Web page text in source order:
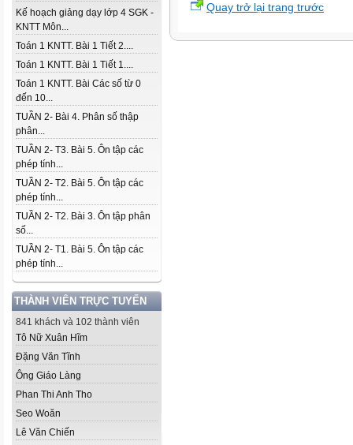
Kế hoạch giảng dạy lớp 4 SGK -
KNTT Môn...
Toán 1 KNTT. Bài 1 Tiết 2....
Toán 1 KNTT. Bài 1 Tiết 1....
Toán 1 KNTT. Bài Các số từ 0
đến 10...
TUẦN 2- Bài 4. Phân số thập
phân...
TUẦN 2- T3. Bài 5. Ôn tập các
phép tính...
TUẦN 2- T2. Bài 5. Ôn tập các
phép tính...
TUẦN 2- T2. Bài 3. Ôn tập phân
số...
TUẦN 2- T1. Bài 5. Ôn tập các
phép tính...
THÀNH VIÊN TRỰC TUYẾN
841 khách và 102 thành viên
Tô Nữ Xuân Hĩm
Đặng Văn Tĩnh
Ông Giáo Làng
Phan Thi Anh Tho
Seo Woăn
Lê Văn Chiến
Quay trở lại trang trước